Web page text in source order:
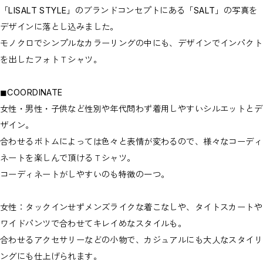
「LISALT STYLE」のブランドコンセプトにある「SALT」の写真を
デザインに落とし込みました。
モノクロでシンプルなカラーリングの中にも、デザインでインパクト
を出したフォトＴシャツ。
◼︎COORDINATE
女性・男性・子供など性別や年代問わず着用しやすいシルエットとデ
ザイン。
合わせるボトムによっては色々と表情が変わるので、様々なコーディ
ネートを楽しんで頂けるＴシャツ。
コーディネートがしやすいのも特徴の一つ。
女性：タックインせずメンズライクな着こなしや、タイトスカートや
ワイドパンツで合わせてキレイめなスタイルも。
合わせるアクセサリーなどの小物で、カジュアルにも大人なスタイリ
ングにも仕上げられます。